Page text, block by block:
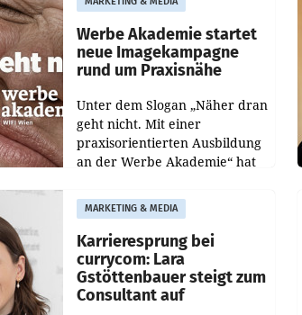
welche Politikerinnen und
Politiker Österreichs die
Werbe Akademie startet
neue Imagekampagne
rund um Praxisnähe
Unter dem Slogan „Näher dran
geht nicht. Mit einer
praxisorientierten Ausbildung
an der Werbe Akademie“ hat
WIFI Wien eine neue
Imagekampagne gestartet.
MARKETING & MEDIA
Karrieresprung bei
currycom: Lara
Gstöttenbauer steigt zum
Consultant auf